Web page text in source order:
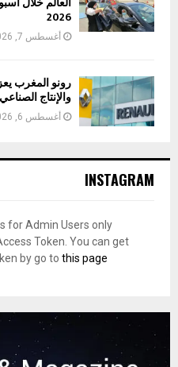
2026
أغسطس 7, 2026
رونو المغرب
والإنتاج
أغسطس 6, 2026
INSTAGRAM
for Admin Users only:
Token. You can get
by go to this page